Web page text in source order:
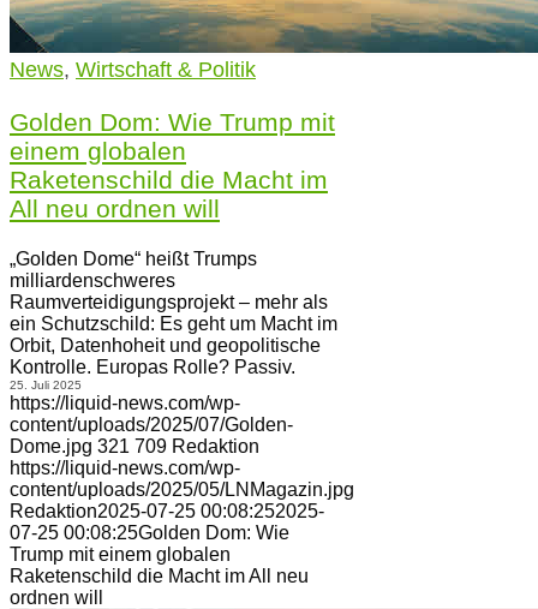
News, Wirtschaft & Politik
Golden Dom: Wie Trump mit
einem globalen
Raketenschild die Macht im
All neu ordnen will
„Golden Dome“ heißt Trumps
milliardenschweres
Raumverteidigungsprojekt – mehr als
ein Schutzschild: Es geht um Macht im
Orbit, Datenhoheit und geopolitische
Kontrolle. Europas Rolle? Passiv.
25. Juli 2025
https://liquid-news.com/wp-
content/uploads/2025/07/Golden-
Dome.jpg 321 709 Redaktion
https://liquid-news.com/wp-
content/uploads/2025/05/LNMagazin.jpg
Redaktion2025-07-25 00:08:252025-
07-25 00:08:25Golden Dom: Wie
Trump mit einem globalen
Raketenschild die Macht im All neu
ordnen will